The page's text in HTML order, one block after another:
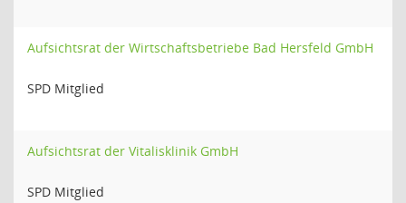
Aufsichtsrat der Wirtschaftsbetriebe Bad Hersfeld GmbH
SPD Mitglied
Aufsichtsrat der Vitalisklinik GmbH
SPD Mitglied